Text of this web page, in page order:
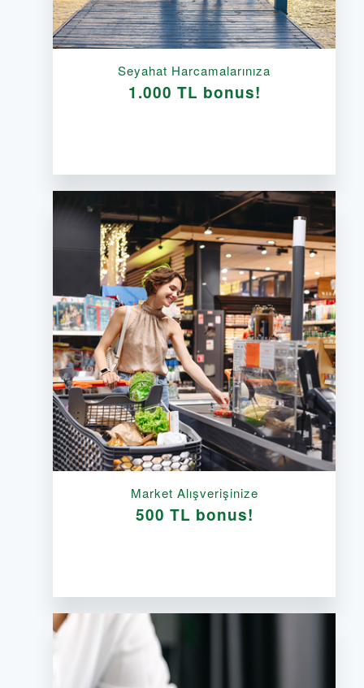
Seyahat Harcamalarınıza
1.000 TL bonus!
Market Alışverişinize
500 TL bonus!